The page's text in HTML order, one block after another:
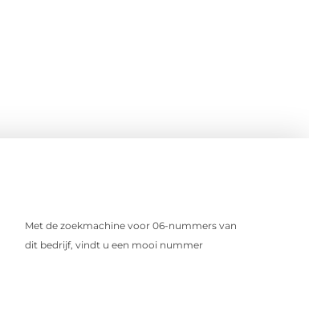
Met de zoekmachine voor 06-nummers van
dit bedrijf, vindt u een mooi nummer